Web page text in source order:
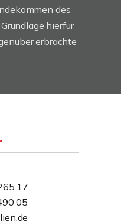
des
hierfür
erbrachte
17
05